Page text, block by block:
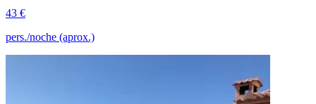
43 €
pers./noche (aprox.)